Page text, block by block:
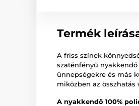
Termék
A friss színek
szaténfényű
ünnepségekre és más
miközben az összhatás
A nyakkendő 100%